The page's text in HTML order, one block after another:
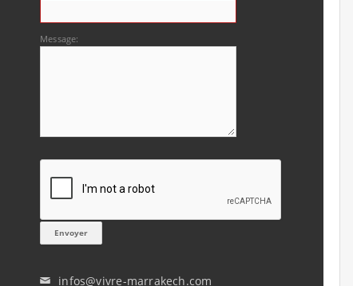
Message:
✉ infos@vivre-marrakech.com